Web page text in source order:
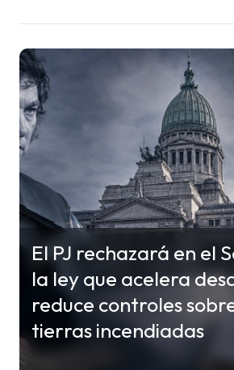
El PJ rechazará en el
la ley que acelera
reduce controles
tierras incendiadas